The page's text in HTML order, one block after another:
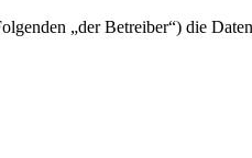
„der Betreiber“) die